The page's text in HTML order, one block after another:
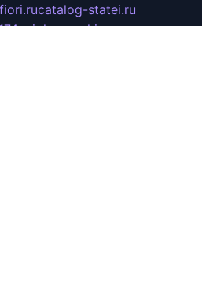
catalog-statei.ru
ipkameryhiseeu.ru